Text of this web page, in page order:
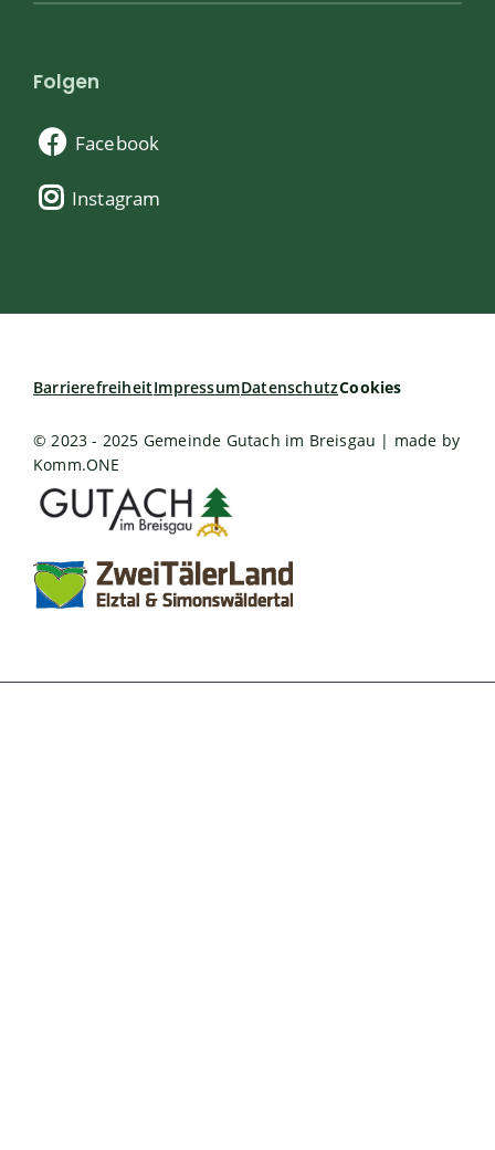
Folgen
Facebook
Instagram
BarrierefreiheitImpressumDatenschutzCookies
© 2023 - 2025 Gemeinde Gutach im Breisgau | made by
Komm.ONE